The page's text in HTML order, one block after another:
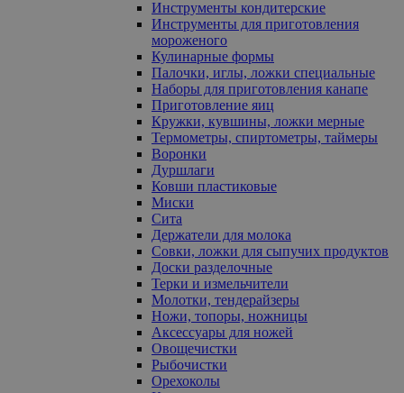
Инструменты кондитерские
Инструменты для приготовления
мороженого
Кулинарные формы
Палочки, иглы, ложки специальные
Наборы для приготовления канапе
Приготовление яиц
Кружки, кувшины, ложки мерные
Термометры, спиртометры, таймеры
Воронки
Дуршлаги
Ковши пластиковые
Миски
Сита
Держатели для молока
Совки, ложки для сыпучих продуктов
Доски разделочные
Терки и измельчители
Молотки, тендерайзеры
Ножи, топоры, ножницы
Аксессуары для ножей
Овощечистки
Рыбочистки
Орехоколы